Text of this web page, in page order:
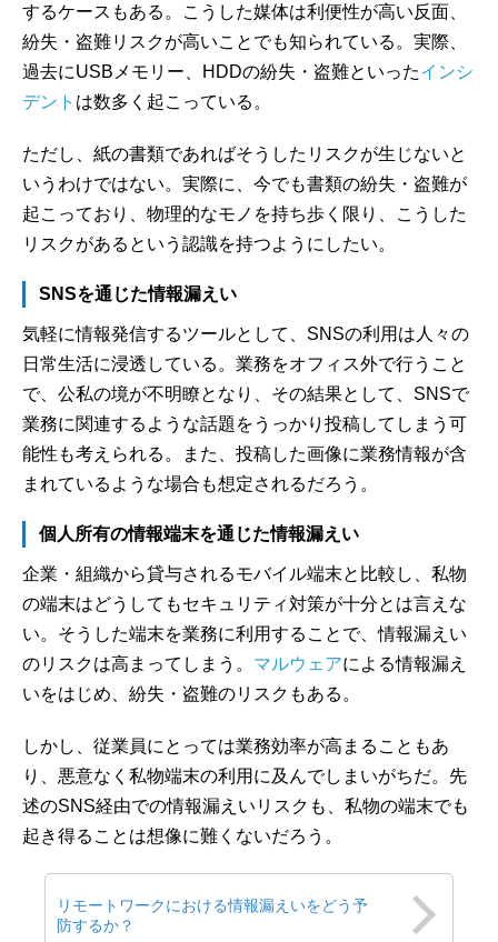
するケースもある。こうした媒体は利便性が高い反面、
紛失・盗難リスクが高いことでも知られている。実際、
過去にUSBメモリー、HDDの紛失・盗難といったインシ
デント は数多く起こっている。
ただし、紙の書類であればそうしたリスクが生じないと
いうわけではない。実際に、今でも書類の紛失・盗難が
起こっており、物理的なモノを持ち歩く限り、こうした
リスクがあるという認識を持つようにしたい。
SNSを通じた情報漏えい
気軽に情報発信するツールとして、SNSの利用は人々の
日常生活に浸透している。業務をオフィス外で行うこと
で、公私の境が不明瞭となり、その結果として、SNSで
業務に関連するような話題をうっかり投稿してしまう可
能性も考えられる。また、投稿した画像に業務情報が含
まれているような場合も想定されるだろう。
個人所有の情報端末を通じた情報漏えい
企業・組織から貸与されるモバイル端末と比較し、私物
の端末はどうしてもセキュリティ対策が十分とは言えな
い。そうした端末を業務に利用することで、情報漏えい
のリスクは高まってしまう。 マルウェアによる情報漏え
いをはじめ、紛失・盗難のリスクもある。
しかし、従業員にとっては業務効率が高まることもあ
り、悪意なく私物端末の利用に及んでしまいがちだ。先
述のSNS経由での情報漏えいリスクも、私物の端末でも
起き得ることは想像に難くないだろう。
リモートワークにおける情報漏えいをどう予
防するか？